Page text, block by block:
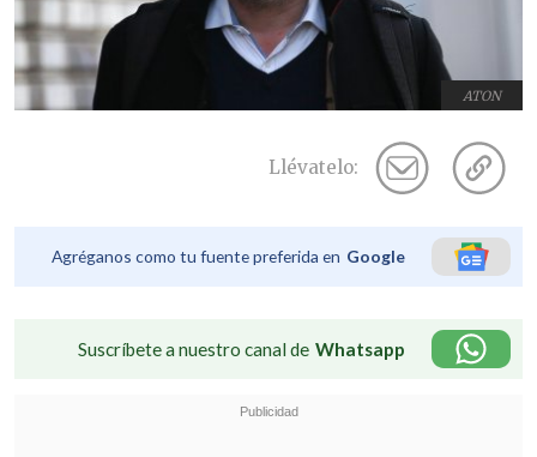
ATON
Llévatelo:
Agréganos como tu fuente preferida en Google
Suscríbete a nuestro canal de Whatsapp